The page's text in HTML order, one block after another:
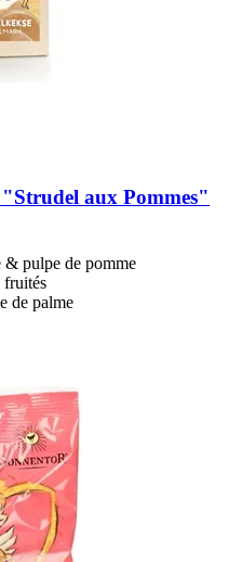
aux Pommes"
& pulpe de pomme
fruités
de palme